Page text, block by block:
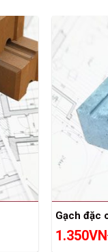
Gạch đặc
1.350